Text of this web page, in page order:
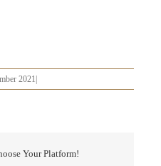
2021
Your Platform!